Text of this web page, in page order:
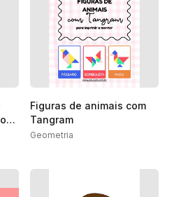
Figuras de animais com
Tangram
Geometria